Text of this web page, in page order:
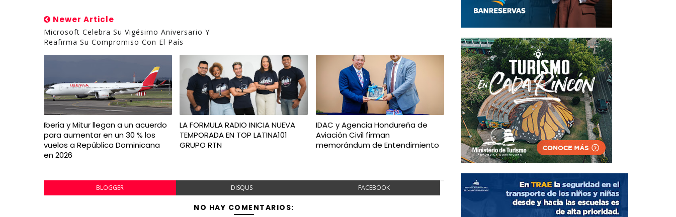
Newer Article
Microsoft Celebra Su Vigésimo Aniversario Y
Reafirma Su Compromiso Con El País
Iberia y Mitur llegan a un acuerdo
para aumentar en un 30 % los
vuelos a República Dominicana
en 2026
LA FORMULA RADIO INICIA NUEVA
TEMPORADA EN TOP LATINA101
GRUPO RTN
IDAC y Agencia Hondureña de
Aviación Civil firman
memorándum de Entendimiento
BLOGGER DISQUS FACEBOOK
NO HAY COMENTARIOS: